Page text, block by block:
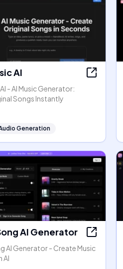
AI
- AI Music Generator:
Songs Instantly
Generation
AI Generator
AI Generator - Create Music
AI